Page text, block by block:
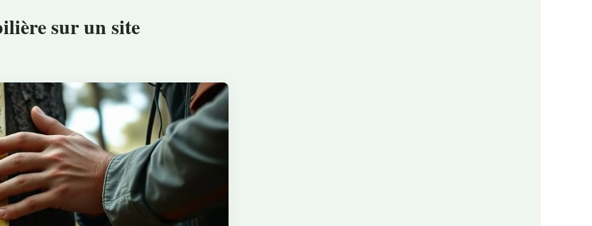
sur un site